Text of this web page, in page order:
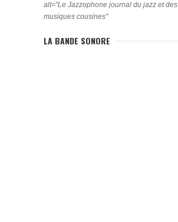
alt="Le Jazzophone journal du jazz et des
musiques cousines"
LA BANDE SONORE